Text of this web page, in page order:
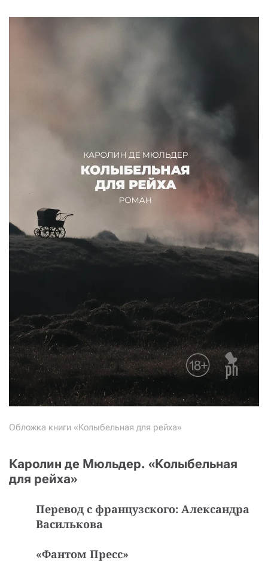
Обложка книги «Колыбельная для рейха»
Каролин де Мюльдер. «Колыбельная
для рейха»
Перевод с французского: Александра
Василькова
«Фантом Пресс»